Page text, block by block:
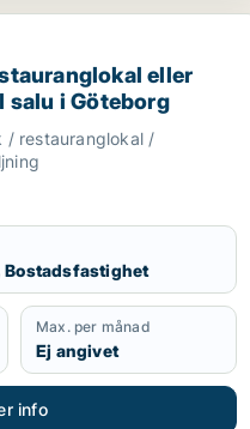
för
eller
eller
i Göteborg
/ restauranglokal /
Bostadsfastighet
Max. per månad
Ej angivet
info